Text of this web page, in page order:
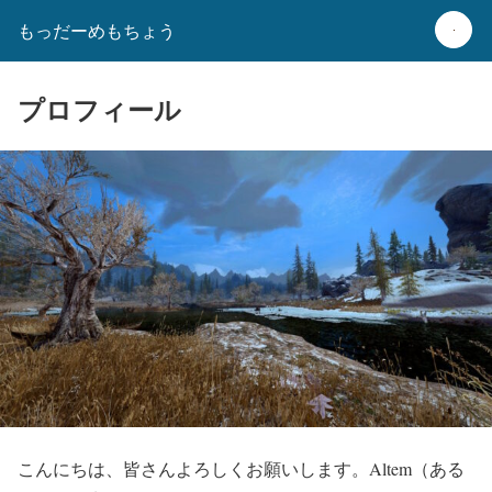
もっだーめもちょう
プロフィール
こんにちは、皆さんよろしくお願いします。Altem（ある